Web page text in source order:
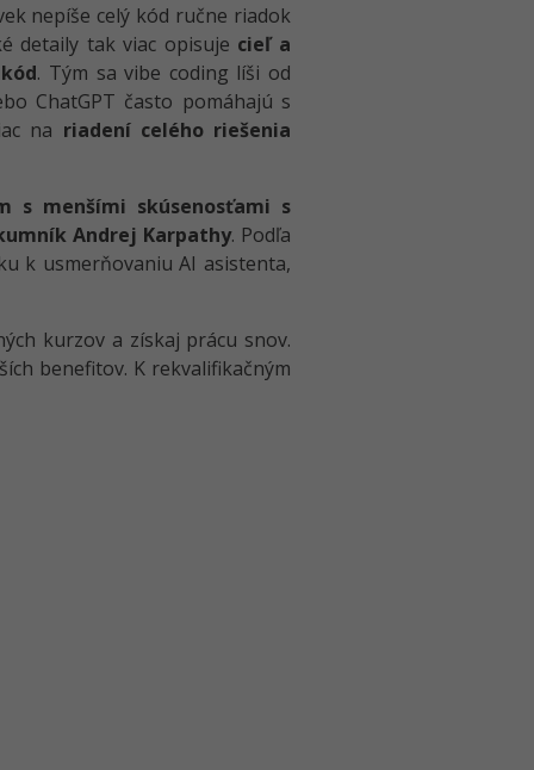
nepíše celý kód ručne riadok
detaily tak viac opisuje cieľ a
. Tým sa vibe coding líši od
ChatGPT často pomáhajú s
na riadení celého riešenia
s menšími skúsenosťami s
Andrej Karpathy. Podľa
k usmerňovaniu AI asistenta,
kurzov a získaj prácu snov.
benefitov. K rekvalifikačným